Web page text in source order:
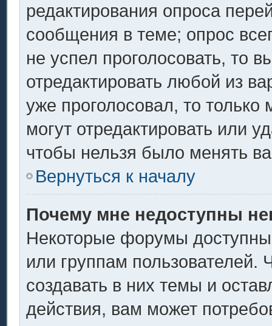
редактирования опроса
сообщения в теме; опрос
не успел проголосовать, то
отредактировать любой из
уже проголосовал, то
могут отредактировать или
чтобы нельзя было менять
Вернуться к началу
Почему мне недоступны
Некоторые форумы
или группам
создавать в них темы и
действия, вам может